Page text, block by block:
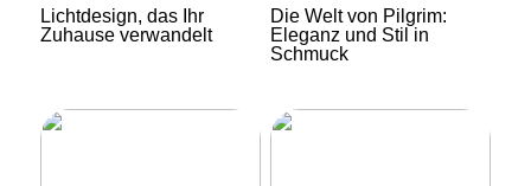
Lichtdesign, das Ihr
Zuhause verwandelt
Die Welt von Pilgrim:
Eleganz und Stil in
Schmuck